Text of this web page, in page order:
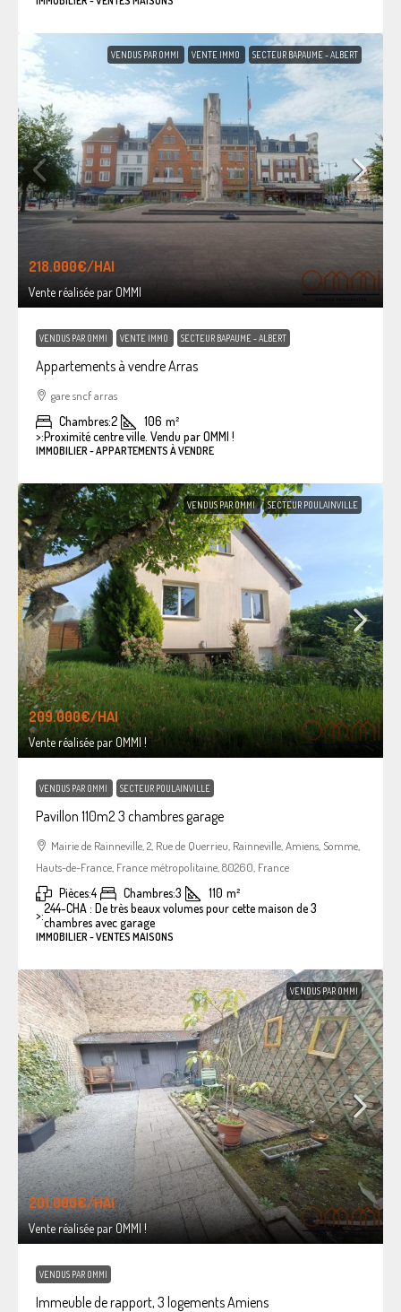
VENDUS PAR OMMI VENTE IMMO SECTEUR BAPAUME - ALBERT
218.000€/HAI
Vente réalisée par OMMI
VENDUS PAR OMMI VENTE IMMO SECTEUR BAPAUME - ALBERT
Appartements à vendre Arras
gare sncf arras
Chambres:2 106 m²
>:Proximité centre ville. Vendu par OMMI !
IMMOBILIER - APPARTEMENTS À VENDRE
VENDUS PAR OMMI SECTEUR POULAINVILLE
209.000€/HAI
Vente réalisée par OMMI !
VENDUS PAR OMMI SECTEUR POULAINVILLE
Pavillon 110m2 3 chambres garage
Mairie de Rainneville, 2, Rue de Querrieu, Rainneville, Amiens, Somme,
Hauts-de-France, France métropolitaine, 80260, France
Pièces:4 Chambres:3 110 m²
>:244-CHA : De très beaux volumes pour cette maison de 3
chambres avec garage
IMMOBILIER - VENTES MAISONS
VENDUS PAR OMMI
201.000€/HAI
Vente réalisée par OMMI !
VENDUS PAR OMMI
Immeuble de rapport, 3 logements Amiens